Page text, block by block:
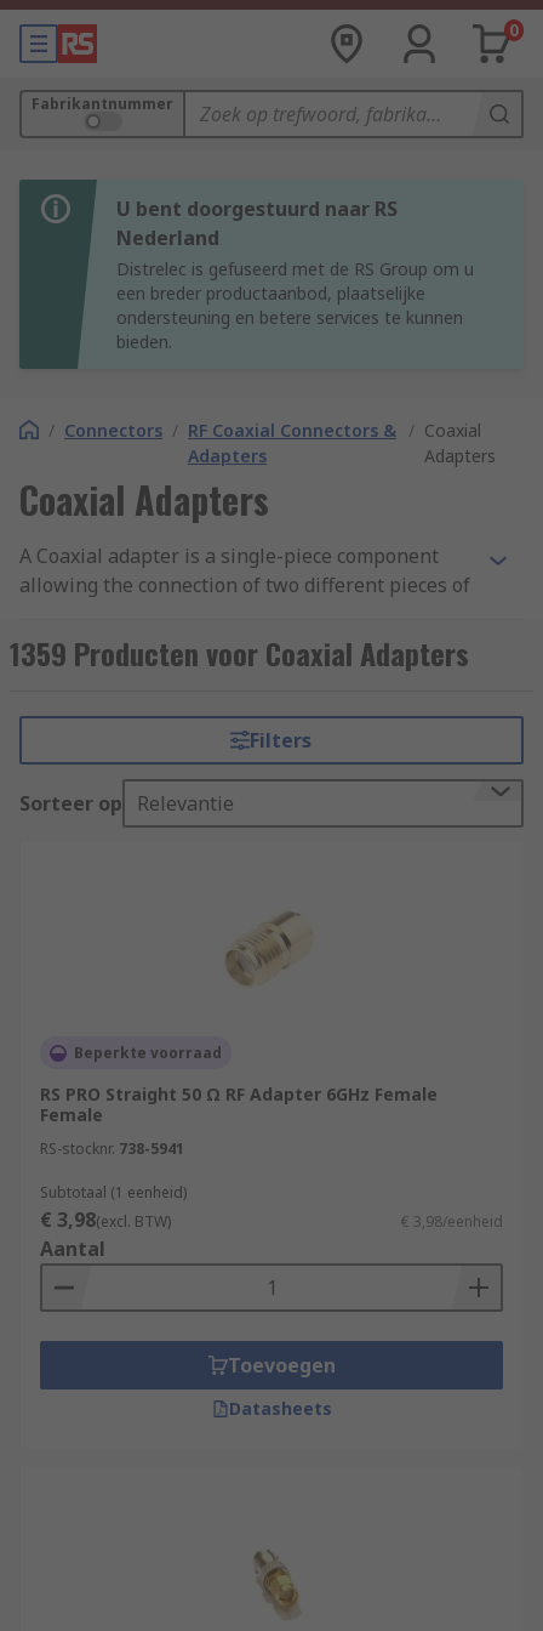
0
Fabrikantnummer
U bent doorgestuurd naar RS
Nederland
Distrelec is gefuseerd met de RS Group om u
een breder productaanbod, plaatselijke
ondersteuning en betere services te kunnen
bieden.
/ Connectors / RF Coaxial Connectors &
Adapters
/ Coaxial
Adapters
Coaxial Adapters
A Coaxial adapter is a single-piece component
allowing the connection of two different pieces of
What does a Coaxial Adapter do?
Coaxial adapters provide a convenient method of
connecting RF equipment together.
Applications
Test and measurement
LAN
Antennas
Types
There are two main types of RF coaxial adapters;
convenient method of converting from one
gender to another in the same series. Is also
known as an inline coupler or inline barrel
1359 Producten voor Coaxial Adapters
Filters
Sorteer op Relevantie
Beperkte voorraad
RS PRO Straight 50 Ω RF Adapter 6GHz Female
Female
RS-stocknr. 738-5941
Subtotaal (1 eenheid)
€ 3,98(excl. BTW) € 3,98/eenheid
Aantal
Toevoegen
Datasheets